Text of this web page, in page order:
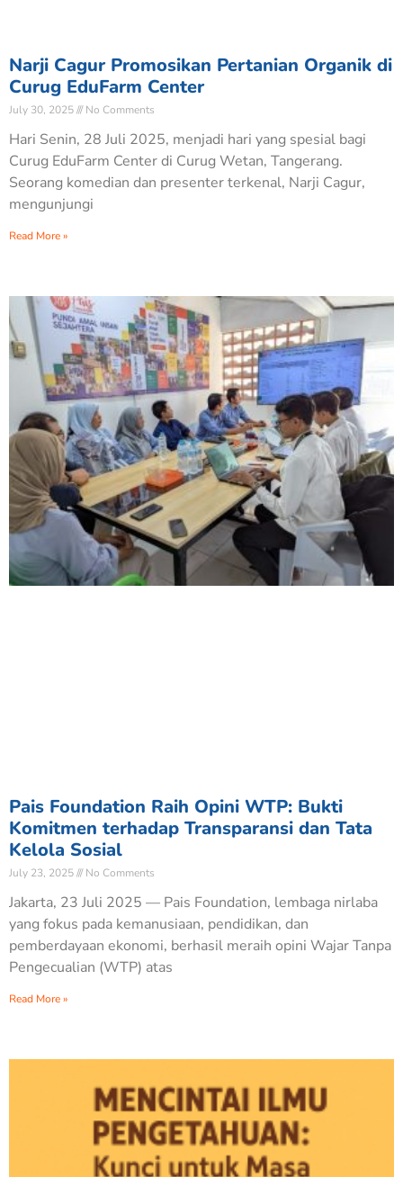
Narji Cagur Promosikan Pertanian Organik di
Curug EduFarm Center
July 30, 2025 No Comments
Hari Senin, 28 Juli 2025, menjadi hari yang spesial bagi
Curug EduFarm Center di Curug Wetan, Tangerang.
Seorang komedian dan presenter terkenal, Narji Cagur,
mengunjungi
Read More »
Pais Foundation Raih Opini WTP: Bukti
Komitmen terhadap Transparansi dan Tata
Kelola Sosial
July 23, 2025 No Comments
Jakarta, 23 Juli 2025 — Pais Foundation, lembaga nirlaba
yang fokus pada kemanusiaan, pendidikan, dan
pemberdayaan ekonomi, berhasil meraih opini Wajar Tanpa
Pengecualian (WTP) atas
Read More »